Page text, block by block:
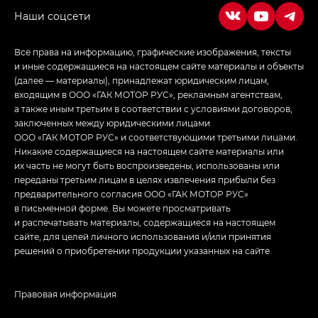
Все права на информацию, графические изображения, тексты
и иные содержащиеся на настоящем сайте материалы и объекты
(далее — материалы), принадлежат юридическим лицам,
входящим в ООО «ГАК МОТОР РУС», рекламным агентствам,
а также иным третьим в соответствии с условиями договоров,
заключенных между юридическими лицами
ООО «ГАК МОТОР РУС» и соответствующими третьими лицами.
Никакие содержащиеся на настоящем сайте материалы или
их часть не могут быть воспроизведены, использованы или
переданы третьим лицам в целях извлечения прибыли без
предварительного согласия ООО «ГАК МОТОР РУС»
в письменной форме. Вы можете просматривать
и распечатывать материалы, содержащиеся на настоящем
сайте, для целей личного использования и/или принятия
решений о приобретении продукции указанных на сайте.
Правовая информация